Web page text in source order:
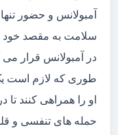
آمبولانس و حضور
سلامت به مقصد خود
در آمبولانس قرار
طوری که لازم است
او را همراهی کنند تا
حمله های تنفسی و